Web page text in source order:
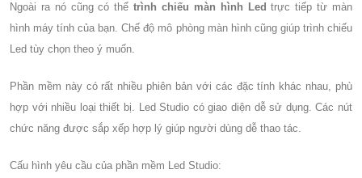
Ngoài ra nó cũng có thểtrình chiếu màn hình Led trực tiếp từ màn
hình máy tính của bạn. Chế độ mô phòng màn hình cũng giúp trình chiếu
Led tùy chọn theo ý muốn.
Phần mềm này có rất nhiều phiên bản với các đặc tính khác nhau, phù
hợp với nhiều loại thiết bị. Led Studio có giao diện dễ sử dụng. Các nút
chức năng được sắp xếp hợp lý giúp người dùng dễ thao tác.
Cấu hình yêu cầu của phần mềm Led Studio: